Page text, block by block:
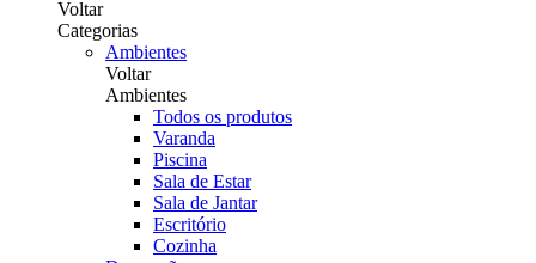
Voltar
Categorias
Ambientes
Voltar
Ambientes
Todos os produtos
Varanda
Piscina
Sala de Estar
Sala de Jantar
Escritório
Cozinha